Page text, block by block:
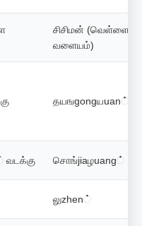
சிசிமன் (வெள்ளை
வளையம்)
தயஙgongயuan்
சொங்jiaழuang்
லுzhen்